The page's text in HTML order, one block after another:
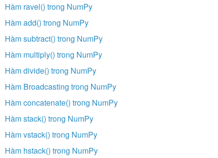
Hàm ravel() trong NumPy
Hàm add() trong NumPy
Hàm subtract() trong NumPy
Hàm multiply() trong NumPy
Hàm divide() trong NumPy
Hàm Broadcasting trong NumPy
Hàm concatenate() trong NumPy
Hàm stack() trong NumPy
Hàm vstack() trong NumPy
Hàm hstack() trong NumPy